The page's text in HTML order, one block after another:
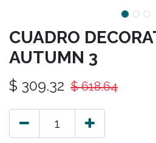
CUADRO
AUTUMN 3
$ 309.32 $618.64